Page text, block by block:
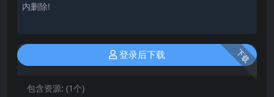
内删除!
下载
登录后下载
包含资源: (1个)